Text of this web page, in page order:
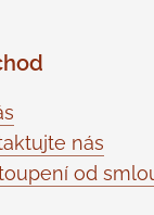
nás
od